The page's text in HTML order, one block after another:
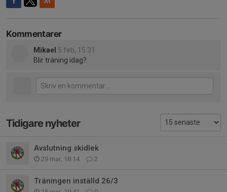
Kommentarer
Mikael 5 feb, 15:31
Blir träning idag?
Tidigare nyheter
Avslutning skidlek
29 mar, 18:14 2
Träningen inställd 26/3